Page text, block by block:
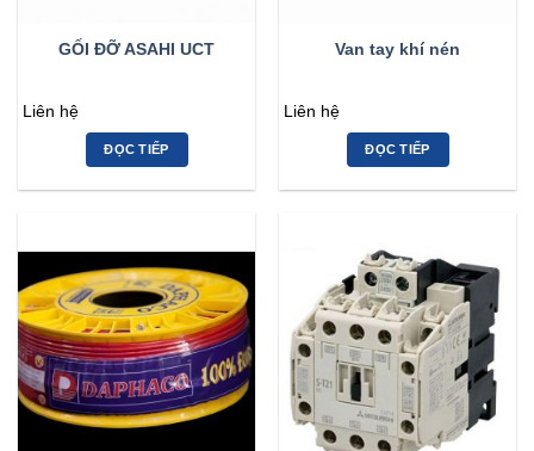
GỐI ĐỠ ASAHI UCT
Liên hệ
ĐỌC TIẾP
Van tay khí nén
Liên hệ
ĐỌC TIẾP